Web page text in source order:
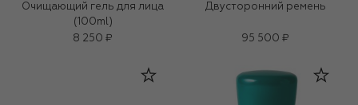
Очищающий гель для лица
(100ml)
8 250 ₽
Двусторонний ремень
95 500 ₽